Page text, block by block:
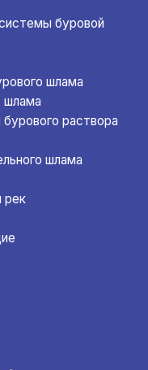
буровой
шлама
шлама
раствора
шлама
рек